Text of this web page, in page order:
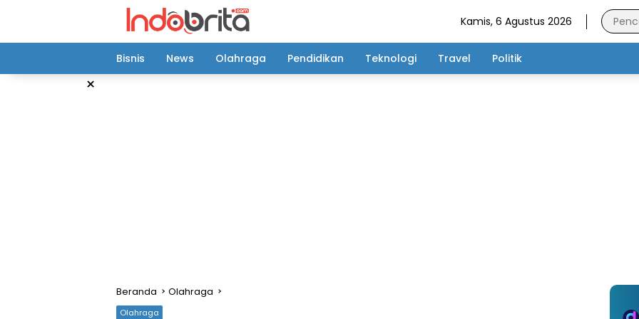
Kamis, 6 Agustus 2026
Bisnis News Olahraga Pendidikan Teknologi Travel Politik
×
Beranda Olahraga
Olahraga